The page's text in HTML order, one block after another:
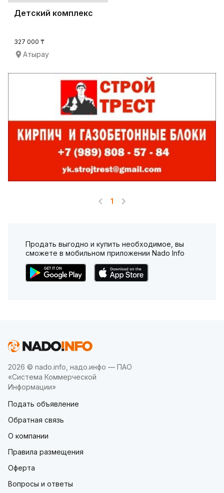
Детский комплекс
327 000 ₸
Атырау
1
Продать выгодно и купить необходимое, вы
сможете в мобильном приложении Nado Info
2026 © nado.info, надо.инфо — ПАО
«Система Коммерческой
Информации»
Подать объявление
Обратная связь
О компании
Правила размещения
Оферта
Вопросы и ответы